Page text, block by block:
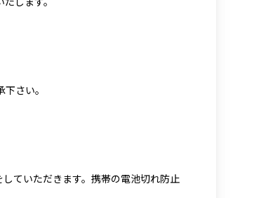
さい。
ていただきます。携帯の電池切れ防止